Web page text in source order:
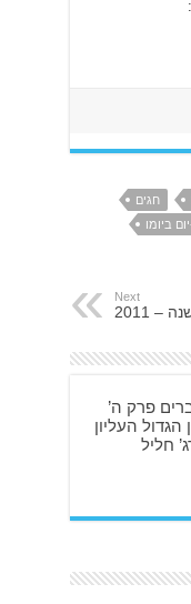
חגים
ביומו
Next
2011
פרק ה’
הגדול העליון
חליל